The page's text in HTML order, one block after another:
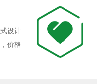
设计
价格